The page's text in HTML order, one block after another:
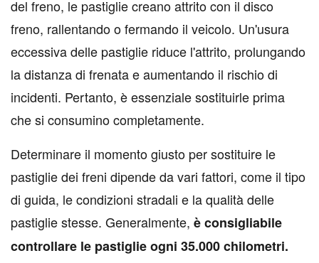
del freno, le pastiglie creano attrito con il disco
freno, rallentando o fermando il veicolo. Un'usura
eccessiva delle pastiglie riduce l'attrito, prolungando
la distanza di frenata e aumentando il rischio di
incidenti. Pertanto, è essenziale sostituirle prima
che si consumino completamente.
Determinare il momento giusto per sostituire le
pastiglie dei freni dipende da vari fattori, come il tipo
di guida, le condizioni stradali e la qualità delle
pastiglie stesse. Generalmente, è consigliabile
controllare le pastiglie ogni 35.000 chilometri.